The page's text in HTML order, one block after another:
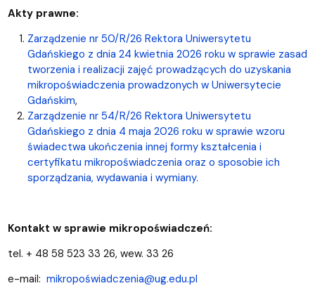
Akty prawne:
Zarządzenie nr 50/R/26 Rektora Uniwersytetu
Gdańskiego z dnia 24 kwietnia 2026 roku w sprawie zasad
tworzenia i realizacji zajęć prowadzących do uzyskania
mikropoświadczenia prowadzonych w Uniwersytecie
Gdańskim,
Zarządzenie nr 54/R/26 Rektora Uniwersytetu
Gdańskiego z dnia 4 maja 2026 roku w sprawie wzoru
świadectwa ukończenia innej formy kształcenia i
certyfikatu mikropoświadczenia oraz o sposobie ich
sporządzania, wydawania i wymiany.
Kontakt w sprawie mikropoświadczeń:
tel. + 48 58 523 33 26, wew. 33 26
e-mail: mikropoświadczenia@ug.edu.pl